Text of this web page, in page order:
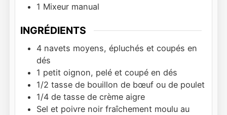
1 Mixeur manual
INGRÉDIENTS
4 navets moyens, épluchés et coupés en
dés
1 petit oignon, pelé et coupé en dés
1/2 tasse de bouillon de bœuf ou de poulet
1/4 de tasse de crème aigre
Sel et poivre noir fraîchement moulu au